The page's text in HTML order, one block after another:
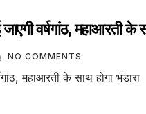
वर्षगांठ, महाआरती के
NO COMMENTS
महाआरती के साथ होगा भंडारा